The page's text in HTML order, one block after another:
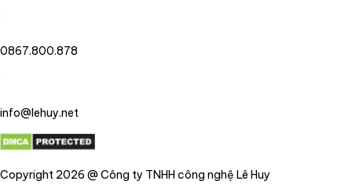
0867.800.878
info@lehuy.net
Copyright 2026 @ Công ty TNHH công nghệ Lê Huy